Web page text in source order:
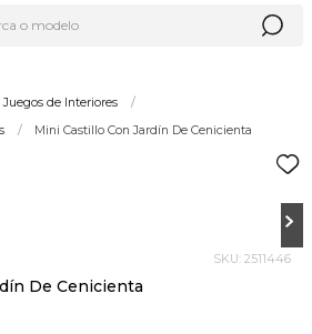
Juegos de Interiores
Mini Castillo Con Jardín De Cenicienta
SKU: 2511446
De Cenicienta